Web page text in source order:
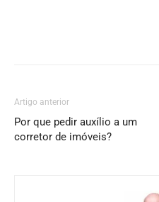
Artigo anterior
Por que pedir auxílio a um
corretor de imóveis?